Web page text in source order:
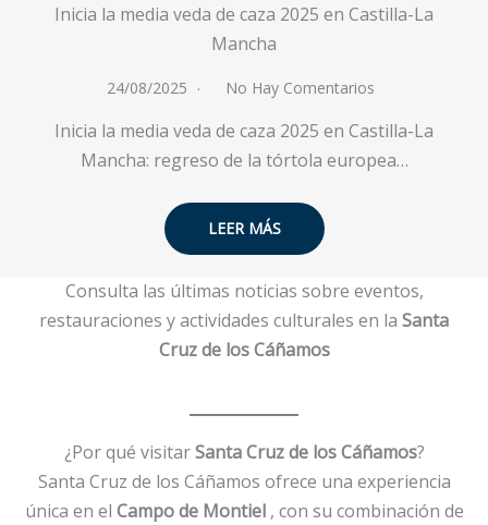
Inicia la media veda de caza 2025 en Castilla-La
Mancha
24/08/2025 No Hay Comentarios
Inicia la media veda de caza 2025 en Castilla-La
Mancha: regreso de la tórtola europea…
LEER MÁS
Consulta las últimas noticias sobre eventos,
restauraciones y actividades culturales en la Santa
Cruz de los Cáñamos
¿Por qué visitarSanta Cruz de los Cáñamos?
Santa Cruz de los Cáñamos ofrece una experiencia
única en el Campo de Montiel, con su combinación de